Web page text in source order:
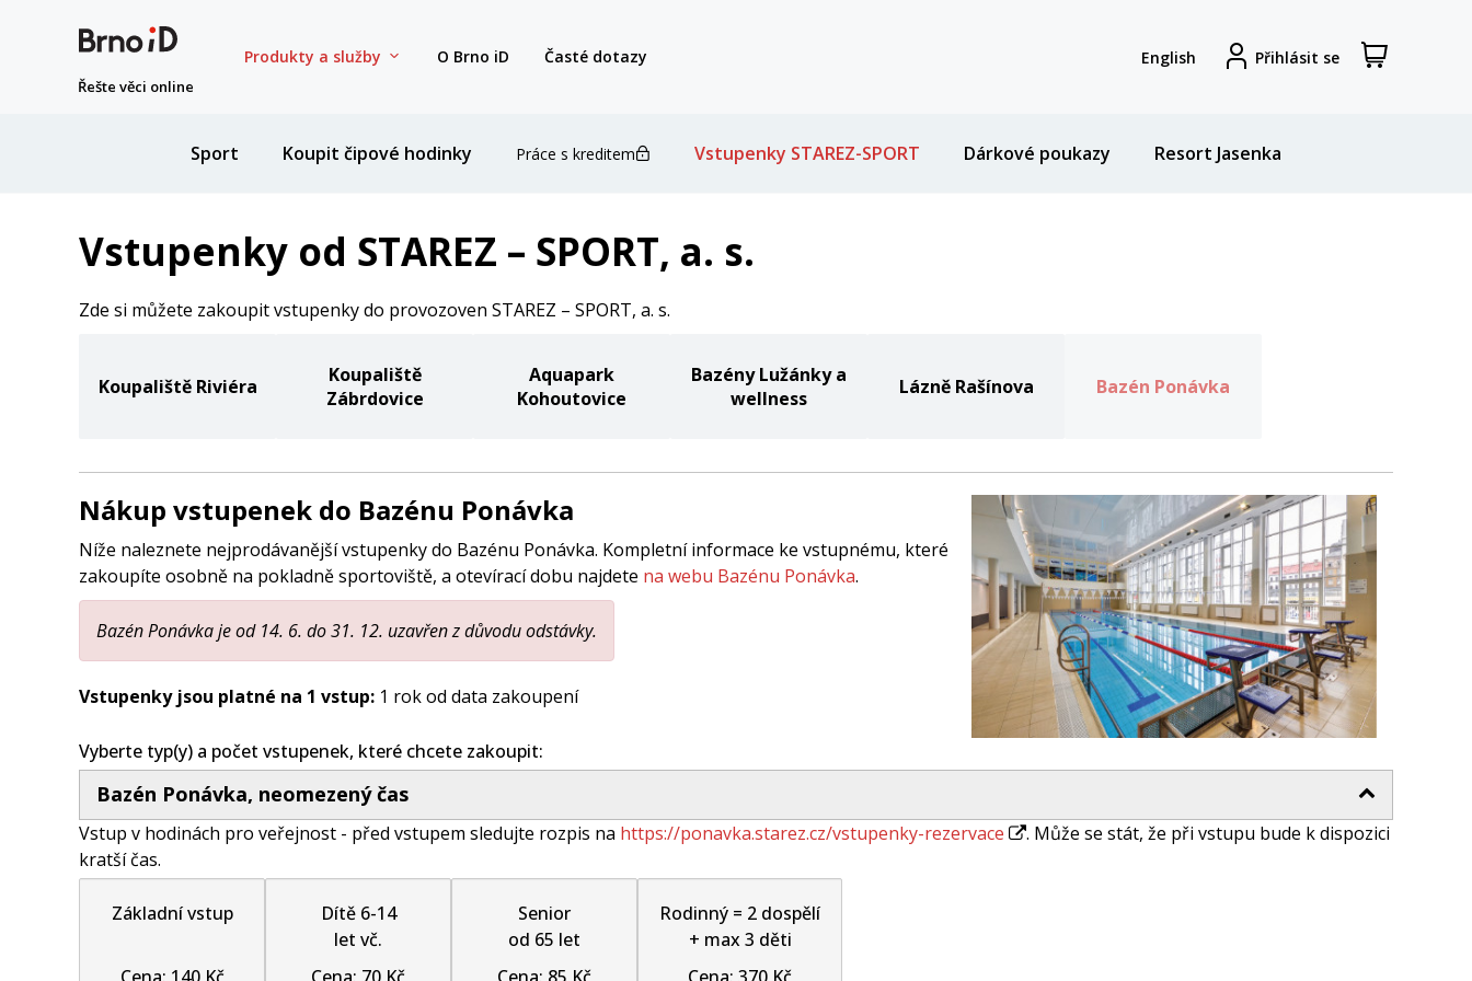
Řešte věci online
Produkty a služby O Brno iD Časté dotazy English
Registrovat
Přihlásit se
Zobrazit
nákupní
Sport Koupit čipové hodinky Práce s kreditem Vstupenky STAREZ-SPORT Dárkové poukazy Resort Jasenka
Vstupenky od STAREZ – SPORT, a. s.
Zde si můžete zakoupit vstupenky do provozoven STAREZ – SPORT, a. s.
Koupaliště Riviéra
Koupaliště
Zábrdovice
Aquapark
Kohoutovice
Bazény Lužánky a
wellness
Lázně Rašínova Bazén Ponávka
Nákup vstupenek do Bazénu Ponávka
Níže naleznete nejprodávanější vstupenky do Bazénu Ponávka. Kompletní informace ke vstupnému, které
zakoupíte osobně na pokladně sportoviště, a otevírací dobu najdete na webu Bazénu Ponávka.
Bazén Ponávka je od 14. 6. do 31. 12. uzavřen z důvodu odstávky.
Vstupenky jsou platné na 1 vstup: 1 rok od data zakoupení
Vyberte typ(y) a počet vstupenek, které chcete zakoupit:
Bazén Ponávka, neomezený čas
Vstup v hodinách pro veřejnost - před vstupem sledujte rozpis na https://ponavka.starez.cz/vstupenky-rezervace
. Může se stát, že při vstupu bude k dispozici
kratší čas.
základní vstup
dítě 6-14
let vč.
senior
od 65 let
rodinný = 2 dospělí
+ max 3 děti